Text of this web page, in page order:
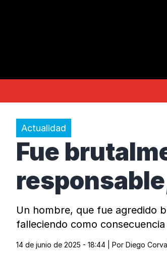
Actualidad
Fue
Un hombre, que fue agredido
falleciendo como
14 de junio de 2025 - 18:44 | Por Diego